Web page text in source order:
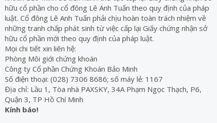
hữu cổ phần cho cổ đông Lê Anh Tuấn theo quy định của pháp
luật. Cổ đông Lê Anh Tuấn phải chịu hoàn toàn trách nhiệm về
những tranh chấp phát sinh từ việc cấp lại Giấy chứng nhận sở
hữu cổ phần mới theo quy định của pháp luật.
Mọi chi tiết xin liên hệ:
Phòng Môi giới chứng khoán
Công ty Cổ phần Chứng Khoán Bảo Minh
Số điện thoại: (028) 7306 8686; số máy lẻ: 1167
Địa chỉ: Lầu 1, Tòa nhà PAXSKY, 34A Phạm Ngọc Thạch, P6,
Quận 3, TP Hồ Chí Minh
Kính báo!